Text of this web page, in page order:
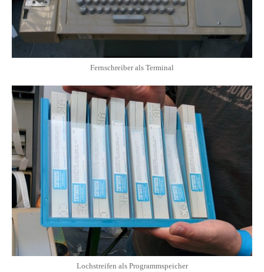
Fernschreiber als Terminal
Lochstreifen als Programmspeicher